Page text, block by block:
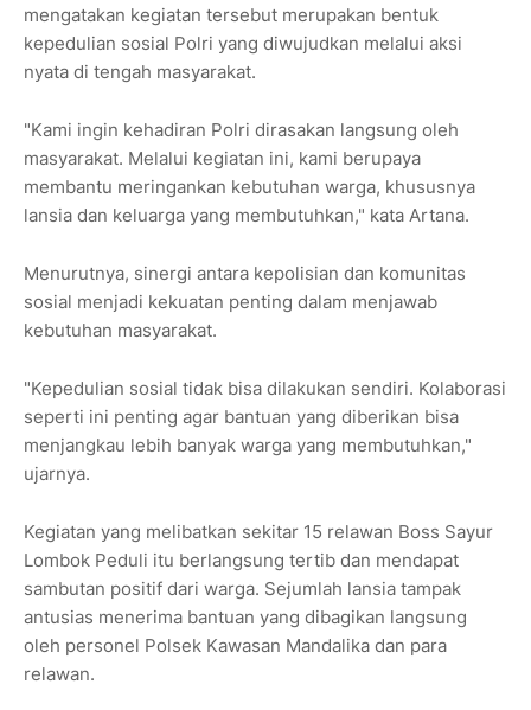
mengatakan kegiatan tersebut merupakan bentuk
kepedulian sosial Polri yang diwujudkan melalui aksi
nyata di tengah masyarakat.
"Kami ingin kehadiran Polri dirasakan langsung oleh
masyarakat. Melalui kegiatan ini, kami berupaya
membantu meringankan kebutuhan warga, khususnya
lansia dan keluarga yang membutuhkan," kata Artana.
Menurutnya, sinergi antara kepolisian dan komunitas
sosial menjadi kekuatan penting dalam menjawab
kebutuhan masyarakat.
"Kepedulian sosial tidak bisa dilakukan sendiri. Kolaborasi
seperti ini penting agar bantuan yang diberikan bisa
menjangkau lebih banyak warga yang membutuhkan,"
ujarnya.
Kegiatan yang melibatkan sekitar 15 relawan Boss Sayur
Lombok Peduli itu berlangsung tertib dan mendapat
sambutan positif dari warga. Sejumlah lansia tampak
antusias menerima bantuan yang dibagikan langsung
oleh personel Polsek Kawasan Mandalika dan para
relawan.